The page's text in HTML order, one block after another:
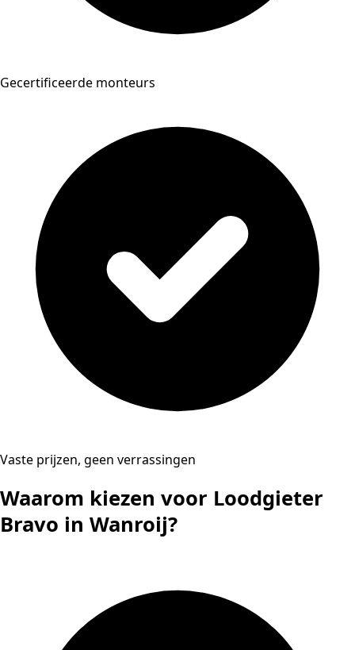
Gecertificeerde monteurs
Vaste prijzen, geen verrassingen
Waarom kiezen voor Loodgieter
Bravo in Wanroij?